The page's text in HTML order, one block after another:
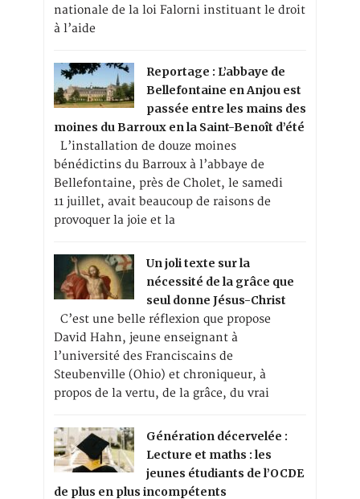
nationale de la loi Falorni instituant le droit
à l’aide
Reportage : L’abbaye de
Bellefontaine en Anjou est
passée entre les mains des
moines du Barroux en la Saint-Benoît d’été
L’installation de douze moines
bénédictins du Barroux à l’abbaye de
Bellefontaine, près de Cholet, le samedi
11 juillet, avait beaucoup de raisons de
provoquer la joie et la
Un joli texte sur la
nécessité de la grâce que
seul donne Jésus-Christ
C’est une belle réflexion que propose
David Hahn, jeune enseignant à
l’université des Franciscains de
Steubenville (Ohio) et chroniqueur, à
propos de la vertu, de la grâce, du vrai
Génération décervelée :
Lecture et maths : les
jeunes étudiants de l’OCDE
de plus en plus incompétents